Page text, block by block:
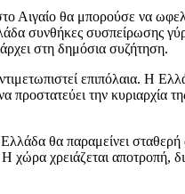
Αιγαίο θα μπορούσε να
συνθήκες συσπείρωσης
στη δημόσια συζήτηση.
επιπόλαια. Η
την κυριαρχία
θα παραμείνει
χρειάζεται αποτροπή,